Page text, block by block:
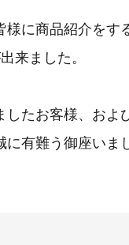
に商品紹介をす
来ました。
したお客様、およ
に有難う御座いま